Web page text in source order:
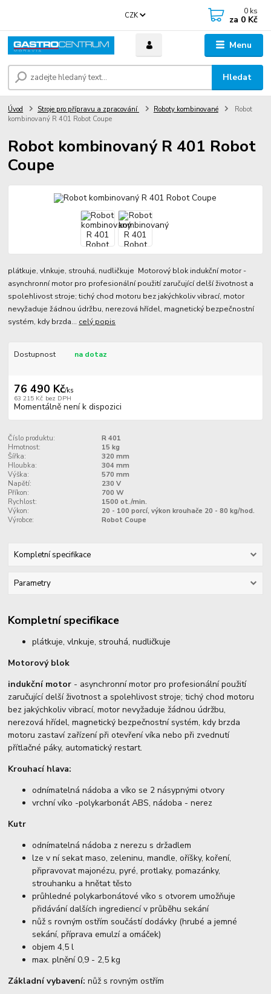
Menu
CZK
Hledat
0 ks
za 0 Kč
Úvod Stroje pro přípravu a zpracování Roboty kombinované
Robot
kombinovaný R 401 Robot Coupe
Robot kombinovaný R 401 Robot
Coupe
plátkuje, vlnkuje, strouhá, nudličkuje Motorový blok indukční motor -
asynchronní motor pro profesionální použití zaručující delší životnost a
spolehlivost stroje; tichý chod motoru bez jakýchkoliv vibrací, motor
nevyžaduje žádnou údržbu, nerezová hřídel, magnetický bezpečnostní
systém, kdy brzda... celý popis
Dostupnost na dotaz
76 490 Kč/ks
63 215 Kč bez DPH
Momentálně není k dispozici
Číslo produktu:
R 401
Hmotnost:
15 kg
Šířka:
320 mm
Hloubka:
304 mm
Výška:
570 mm
Napětí:
230 V
Příkon:
700 W
Rychlost:
1500 ot./min.
Výkon:
20 - 100 porcí, výkon krouhače 20 - 80 kg/hod.
Výrobce:
Robot Coupe
Kompletní specifikace
Parametry
Kompletní specifikace
plátkuje, vlnkuje, strouhá, nudličkuje
Motorový blok
indukční motor - asynchronní motor pro profesionální použití
zaručující delší životnost a spolehlivost stroje; tichý chod motoru
bez jakýchkoliv vibrací, motor nevyžaduje žádnou údržbu,
nerezová hřídel, magnetický bezpečnostní systém, kdy brzda
motoru zastaví zařízení při otevření víka nebo při zvednutí
přítlačné páky, automatický restart.
Krouhací hlava:
odnímatelná nádoba a víko se 2 násypnými otvory
vrchní víko -polykarbonát ABS, nádoba - nerez
Kutr
odnímatelná nádoba z nerezu s držadlem
lze v ní sekat maso, zeleninu, mandle, oříšky, koření,
připravovat majonézu, pyré, protlaky, pomazánky,
strouhanku a hnětat těsto
průhledné polykarbonátové víko s otvorem umožňuje
přidávání dalších ingrediencí v průběhu sekání
nůž s rovným ostřím součástí dodávky (hrubé a jemné
sekání, příprava emulzí a omáček)
objem 4,5 l
max. plnění 0,9 - 2,5 kg
Základní vybavení: nůž s rovným ostřím